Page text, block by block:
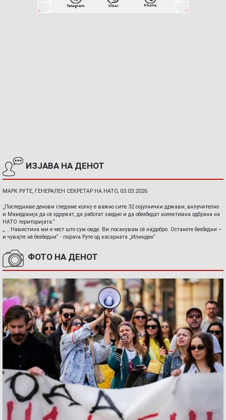
ИЗЈАВА НА ДЕНОТ
МАРК РУТЕ, ГЕНЕРАЛЕН СЕКРЕТАР НА НАТО, 03.03.2026
„Последниве денови гледаме колку е важно сите 32 сојузнички држави, вклучително
и Македонија да се здружат, да работат заедно и да обезбедат колективна одбрана на
НАТО територијата.“
„ ...Навистина ми е чест што сум овде. Ви посакувам сè најдобро. Останете безбедни –
и чувајте нè безбедни“ - порача Руте од касарната „Илинден“.
ФОТО НА ДЕНОТ